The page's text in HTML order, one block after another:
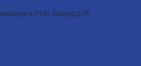
e PMI. Rating 5/5.